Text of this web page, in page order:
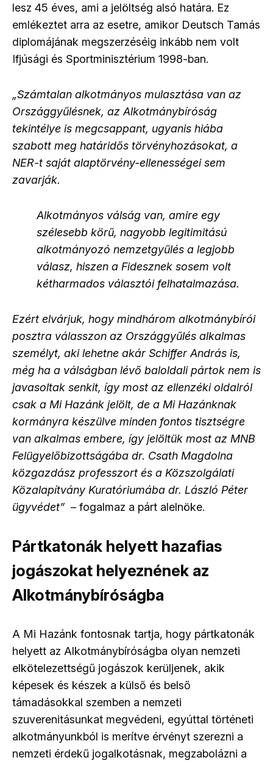
lesz 45 éves, ami a jelöltség alsó határa. Ez
emlékeztet arra az esetre, amikor Deutsch Tamás
diplomájának megszerzéséig inkább nem volt
Ifjúsági és Sportminisztérium 1998-ban.
„Számtalan alkotmányos mulasztása van az
Országgyűlésnek, az Alkotmánybíróság
tekintélye is megcsappant, ugyanis hiába
szabott meg határidős törvényhozásokat, a
NER-t saját alaptörvény-ellenességei sem
zavarják.
Alkotmányos válság van, amire egy
szélesebb körű, nagyobb legitimitású
alkotmányozó nemzetgyűlés a legjobb
válasz, hiszen a Fidesznek sosem volt
kétharmados választói felhatalmazása.
Ezért elvárjuk, hogy mindhárom alkotmánybírói
posztra válasszon az Országgyűlés alkalmas
személyt, aki lehetne akár Schiffer András is,
még ha a válságban lévő baloldali pártok nem is
javasoltak senkit, így most az ellenzéki oldalról
csak a Mi Hazánk jelölt, de a Mi Hazánknak
kormányra készülve minden fontos tisztségre
van alkalmas embere, így jelöltük most az MNB
Felügyelőbizottságába dr. Csath Magdolna
közgazdász professzort és a Közszolgálati
Közalapítvány Kuratóriumába dr. László Péter
ügyvédet” – fogalmaz a párt alelnöke.
Pártkatonák helyett hazafias
jogászokat helyeznének az
Alkotmánybíróságba
A Mi Hazánk fontosnak tartja, hogy pártkatonák
helyett az Alkotmánybíróságba olyan nemzeti
elkötelezettségű jogászok kerüljenek, akik
képesek és készek a külső és belső
támadásokkal szemben a nemzeti
szuverenitásunkat megvédeni, egyúttal történeti
alkotmányunkból is merítve érvényt szerezni a
nemzeti érdekű jogalkotásnak, megzabolázni a